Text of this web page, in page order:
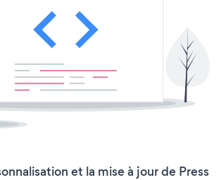
et la mise à jour de Press